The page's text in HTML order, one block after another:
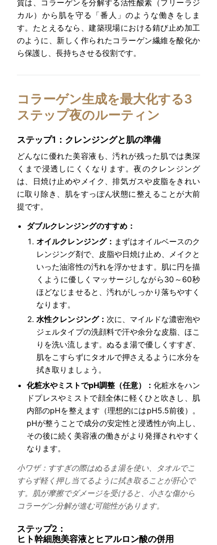
質は、コラーゲンを分解する活性酸素（フリーラジ
カル）から肌を守る「番人」のような働きをしま
す。たとえるなら、建築現場における錆び止め加工
のように、新しく作られたコラーゲン繊維を酸化か
ら保護し、長持ちさせる役割です。
コラーゲン生成を最大化する3
ステップ夜のルーティン
ステップ1：クレンジングと肌の準備
どんなに優れた美容液も、汚れが残った肌では奥深
くまで浸透しにくくなります。夜のクレンジング
は、日焼け止めやメイク、排気ガスや皮脂をきれい
に取り除き、肌をすっぽん状態に整えることが大前
提です。
ダブルクレンジングのすすめ：
オイルクレンジング： まずはオイルベースのク
レンジング剤で、皮脂や日焼け止め、メイクと
いった油溶性の汚れを浮かせます。肌に円を描
くように優しくマッサージしながら30～60秒
ほどなじませると、汚れがしっかり落ちやすく
なります。
水性クレンジング： 次に、マイルドな濃密泡や
ジェルタイプの洗顔料で汗や余分な皮脂、ほこ
りを洗い流します。ぬるま湯で優しくすすぎ、
肌をこすらずにタオルで押さえるように水分を
拭き取りましょう。
化粧水やミストでpH調整（任意）： 化粧水をハン
ドプレスやミストで顔全体に軽くひと吹きし、肌
内部のpHを整えます（理想的にはpH5.5前後）。
pHが整うことで成分の安定性と浸透性が向上し、
その後に続く美容液の働きがより発揮されやすく
なります。
小ワザ： すすぎの際はぬるま湯を使い、タオルでこ
すらず軽く押し当てるように拭き取ることが肝心で
す。肌が摩擦でダメージを受けると、小さな傷から
コラーゲン分解が進む可能性があります。
ステップ2：
ヒト幹細胞美容液とヒアルロン酸の併用